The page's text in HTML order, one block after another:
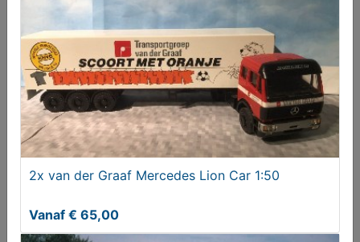
Knoopset met snijmesjes
2x van der Graaf Mercedes Lion Car 1:50
Vanaf € 65,00